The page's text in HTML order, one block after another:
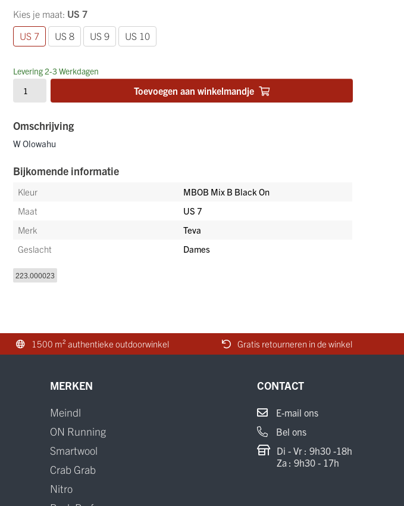
Kies je maat: US 7
US 7
US 8 US 9 US 10
Levering 2-3 Werkdagen
Toevoegen aan winkelmandje
Omschrijving
W Olowahu
Bijkomende informatie
Kleur
MBOB Mix B Black On
Maat
US 7
Merk
Teva
Geslacht
Dames
223.000023
1500 m² authentieke outdoorwinkel Gratis retourneren in de winkel
MERKEN
Meindl
ON Running
Smartwool
Crab Grab
Nitro
CONTACT
E-mail ons
Bel ons
Di - Vr : 9h30 -18h
Za : 9h30 - 17h